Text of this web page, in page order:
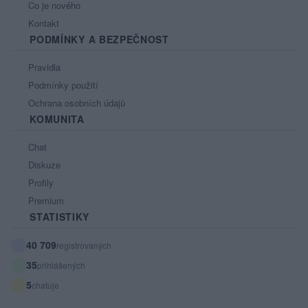
Co je nového
Kontakt
PODMÍNKY A BEZPEČNOST
Pravidla
Podmínky použití
Ochrana osobních údajů
KOMUNITA
Chat
Diskuze
Profily
Premium
STATISTIKY
40 709registrovaných
35přihlášených
5chatuje